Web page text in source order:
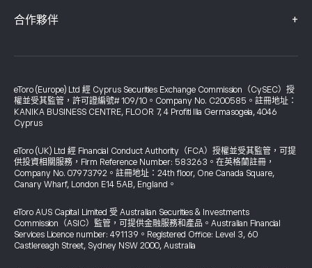
合作夥伴 +
eToro (Europe) Ltd 經 Cyprus Securities Exchange Commission（CySEC）授
權並受其監管，許可證編號# 109/10。Company No. C200585。註冊地址：
KANIKA BUSINESS CENTRE, FLOOR 7, 4 Profiti Ilia Germasogeia, 4046
Cyprus
eToro (UK) Ltd 經 Financial Conduct Authority（FCA）授權並受其監管，可提
供投資相關服務，Firm Reference Number: 583263。在英格蘭註冊，
Company No. 07973792。註冊地址：24th floor, One Canada Square,
Canary Wharf, London E14 5AB, England。
eToro AUS Capital Limited 受 Australian Securities & Investments
Commission（ASIC）監管，可提供金融服務和產品。Australian Financial
Services Licence number: 491139。Registered Office: Level 3, 60
Castlereagh Street, Sydney NSW 2000, Australia